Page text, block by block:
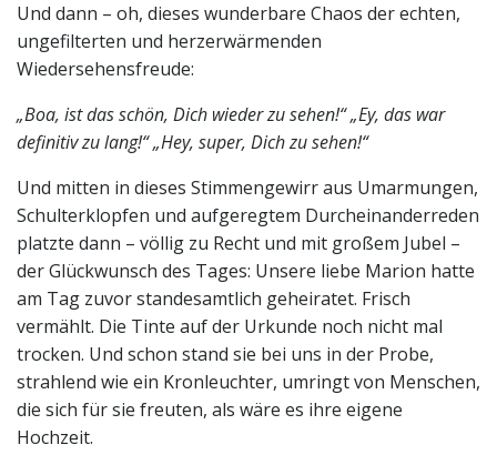
Und dann – oh, dieses wunderbare Chaos der echten,
ungefilterten und herzerwärmenden
Wiedersehensfreude:
„Boa, ist das schön, Dich wieder zu sehen!“„Ey, das war
definitiv zu lang!“„Hey, super, Dich zu sehen!“
Und mitten in dieses Stimmengewirr aus Umarmungen,
Schulterklopfen und aufgeregtem Durcheinanderreden
platzte dann – völlig zu Recht und mit großem Jubel –
der Glückwunsch des Tages: Unsere liebe Marion hatte
am Tag zuvor standesamtlich geheiratet. Frisch
vermählt. Die Tinte auf der Urkunde noch nicht mal
trocken. Und schon stand sie bei uns in der Probe,
strahlend wie ein Kronleuchter, umringt von Menschen,
die sich für sie freuten, als wäre es ihre eigene
Hochzeit.